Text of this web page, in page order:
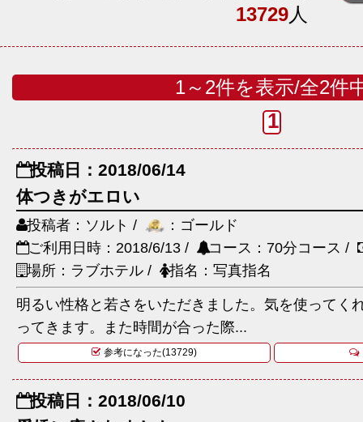
13729人
1～2件を表示/全2件
1
投稿日：2018/06/14
体つきがエロい
投稿者：ソルト /
：ゴールド
ご利用日時：2018/6/13 /
コース：70分コース /
場所：ラブホテル /
指名：写真指名
明るい性格と若さをいただきました。気を使ってく
ってきます。また時間が合った際...
参考になった(13729)
投稿日：2018/06/10